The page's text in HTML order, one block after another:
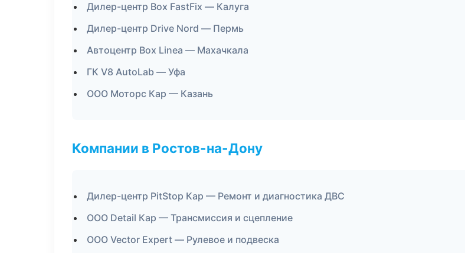
Дилер-центр Box FastFix — Калуга
Дилер-центр Drive Nord — Пермь
Автоцентр Box Linea — Махачкала
ГК V8 AutoLab — Уфа
ООО Моторс Кар — Казань
Компании в Ростов-на-Дону
Дилер-центр PitStop Кар — Ремонт и диагностика ДВС
ООО Detail Кар — Трансмиссия и сцепление
ООО Vector Expert — Рулевое и подвеска